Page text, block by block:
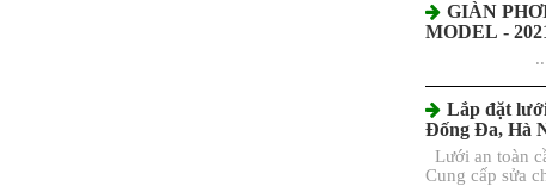
GIÀN
MODEL -
Lắp đặt
Đống Đa, Hà
Lưới an toàn
Cung cấp sửa